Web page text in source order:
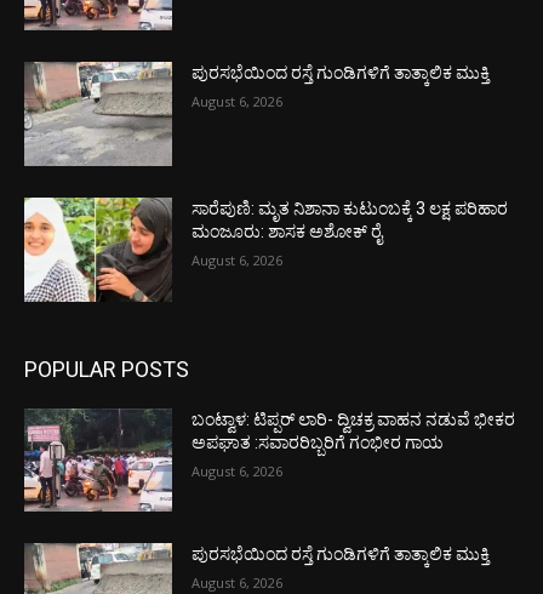
ಪುರಸಭೆಯಿಂದ ರಸ್ತೆ ಗುಂಡಿಗಳಿಗೆ ತಾತ್ಕಾಲಿಕ ಮುಕ್ತಿ
August 6, 2026
ಸಾರೆಪುಣಿ: ಮೃತ ನಿಶಾನಾ ಕುಟುಂಬಕ್ಕೆ 3 ಲಕ್ಷ ಪರಿಹಾರ
ಮಂಜೂರು: ಶಾಸಕ ಅಶೋಕ್ ರೈ
August 6, 2026
POPULAR POSTS
ಬಂಟ್ವಾಳ: ಟಿಪ್ಪರ್ ಲಾರಿ- ದ್ವಿಚಕ್ರ ವಾಹನ ನಡುವೆ ಭೀಕರ
ಅಪಘಾತ :ಸವಾರರಿಬ್ಬರಿಗೆ ಗಂಭೀರ ಗಾಯ
August 6, 2026
ಪುರಸಭೆಯಿಂದ ರಸ್ತೆ ಗುಂಡಿಗಳಿಗೆ ತಾತ್ಕಾಲಿಕ ಮುಕ್ತಿ
August 6, 2026